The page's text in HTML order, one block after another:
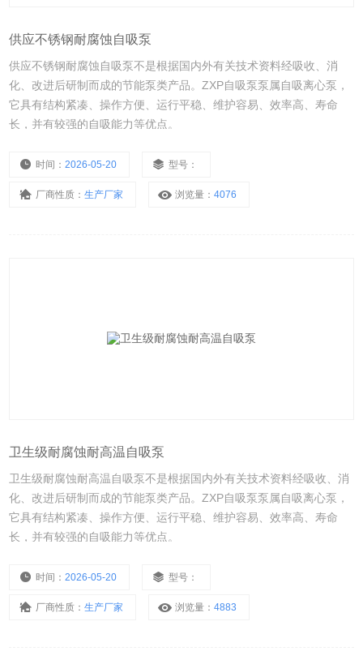
供应不锈钢耐腐蚀自吸泵
供应不锈钢耐腐蚀自吸泵不是根据国内外有关技术资料经吸收、消
化、改进后研制而成的节能泵类产品。ZXP自吸泵泵属自吸离心泵，
它具有结构紧凑、操作方便、运行平稳、维护容易、效率高、寿命
长，并有较强的自吸能力等优点。
时间：2026-05-20 型号：
厂商性质：生产厂家 浏览量：4076
卫生级耐腐蚀耐高温自吸泵
卫生级耐腐蚀耐高温自吸泵不是根据国内外有关技术资料经吸收、消
化、改进后研制而成的节能泵类产品。ZXP自吸泵泵属自吸离心泵，
它具有结构紧凑、操作方便、运行平稳、维护容易、效率高、寿命
长，并有较强的自吸能力等优点。
时间：2026-05-20 型号：
厂商性质：生产厂家 浏览量：4883